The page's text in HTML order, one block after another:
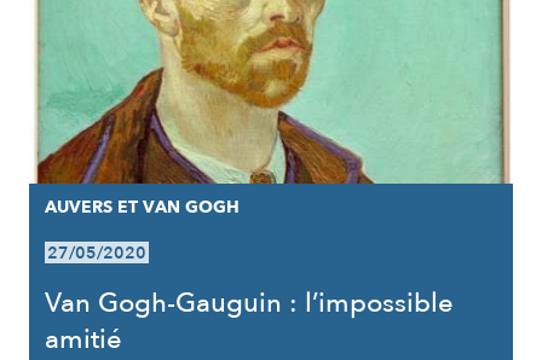
AUVERS ET VAN GOGH
27/05/2020
Van Gogh-Gauguin : l’impossible
amitié